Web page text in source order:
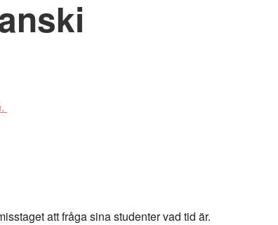
att fråga sina studenter vad tid är.